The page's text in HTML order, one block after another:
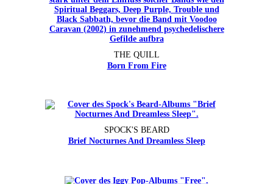
THE QUILL
Born From Fire
SPOCK'S BEARD
Brief Nocturnes And Dreamless Sleep